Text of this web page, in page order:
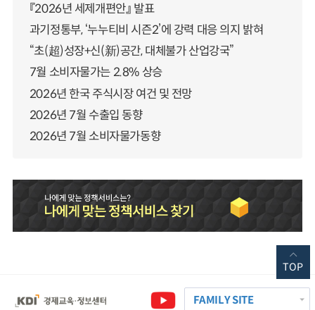
『2026년 세제개편안』 발표
과기정통부, ‘누누티비 시즌2’에 강력 대응 의지 밝혀
“초(超)성장+신(新)공간, 대체불가 산업강국”
7월 소비자물가는 2.8% 상승
2026년 한국 주식시장 여건 및 전망
2026년 7월 수출입 동향
2026년 7월 소비자물가동향
FAMILY SITE
TOP